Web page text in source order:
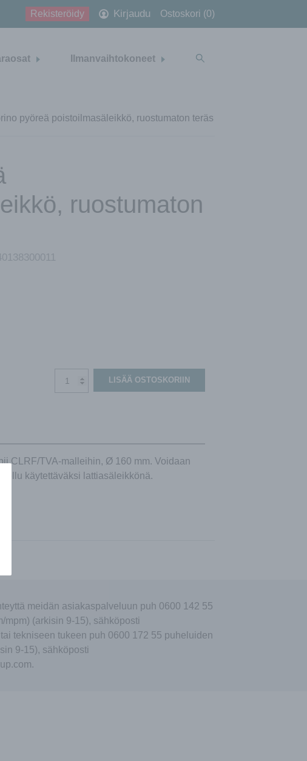
Ilmanvaihtokoneet
Rekisteröidy Kirjaudu Ostoskori (0)
pyöreä poistoilmasäleikkö, ruostumaton teräs
ruostumaton
pyöreä
LISÄÄ OSTOSKORIIN
CLRF/TVA-malleihin, Ø 160 mm. Voidaan
käytettäväksi lattiasäleikkönä.
meidän asiakaspalveluun puh 0600 142 55
mpm) (arkisin 9-15), sähköposti
tekniseen tukeen puh 0600 172 55 puheluiden
9-15), sähköposti